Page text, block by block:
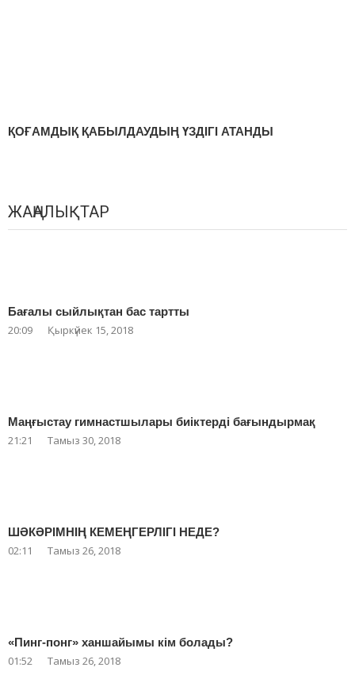
ҚОҒАМДЫҚ ҚАБЫЛДАУДЫҢ ҮЗДІГІ АТАНДЫ
ЖАҢАЛЫҚТАР
Бағалы сыйлықтан бас тартты
20:09 Қыркүйек 15, 2018
Маңғыстау гимнастшылары биіктерді бағындырмақ
21:21 Тамыз 30, 2018
ШӘКӘРІМНІҢ КЕМЕҢГЕРЛІГІ НЕДЕ?
02:11 Тамыз 26, 2018
«Пинг-понг» ханшайымы кім болады?
01:52 Тамыз 26, 2018